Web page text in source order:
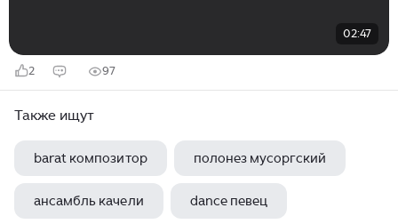
02:47
2 97
Также ищут
barat композитор полонез мусоргский
ансамбль качели dance певец